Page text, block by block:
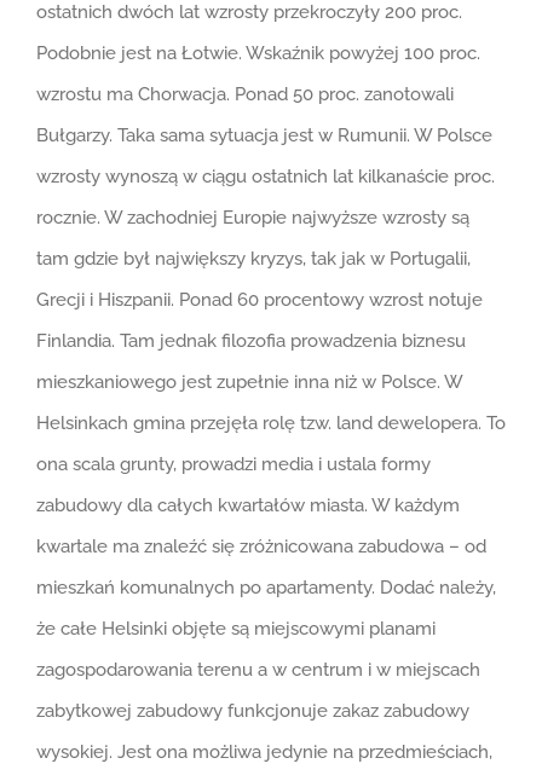
ostatnich dwóch lat wzrosty przekroczyły 200 proc.
Podobnie jest na Łotwie. Wskaźnik powyżej 100 proc.
wzrostu ma Chorwacja. Ponad 50 proc. zanotowali
Bułgarzy. Taka sama sytuacja jest w Rumunii. W Polsce
wzrosty wynoszą w ciągu ostatnich lat kilkanaście proc.
rocznie. W zachodniej Europie najwyższe wzrosty są
tam gdzie był największy kryzys, tak jak w Portugalii,
Grecji i Hiszpanii. Ponad 60 procentowy wzrost notuje
Finlandia. Tam jednak filozofia prowadzenia biznesu
mieszkaniowego jest zupełnie inna niż w Polsce. W
Helsinkach gmina przejęła rolę tzw. land dewelopera. To
ona scala grunty, prowadzi media i ustala formy
zabudowy dla całych kwartałów miasta. W każdym
kwartale ma znaleźć się zróżnicowana zabudowa – od
mieszkań komunalnych po apartamenty. Dodać należy,
że całe Helsinki objęte są miejscowymi planami
zagospodarowania terenu a w centrum i w miejscach
zabytkowej zabudowy funkcjonuje zakaz zabudowy
wysokiej. Jest ona możliwa jedynie na przedmieściach,